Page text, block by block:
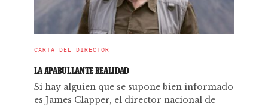
CARTA DEL DIRECTOR
LA APABULLANTE REALIDAD
Si hay alguien que se supone bien informado
es James Clapper, el director nacional de